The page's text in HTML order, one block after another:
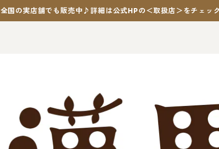
全国の実店舗でも販売中♪詳細は公式HPの＜取扱店＞をチェッ